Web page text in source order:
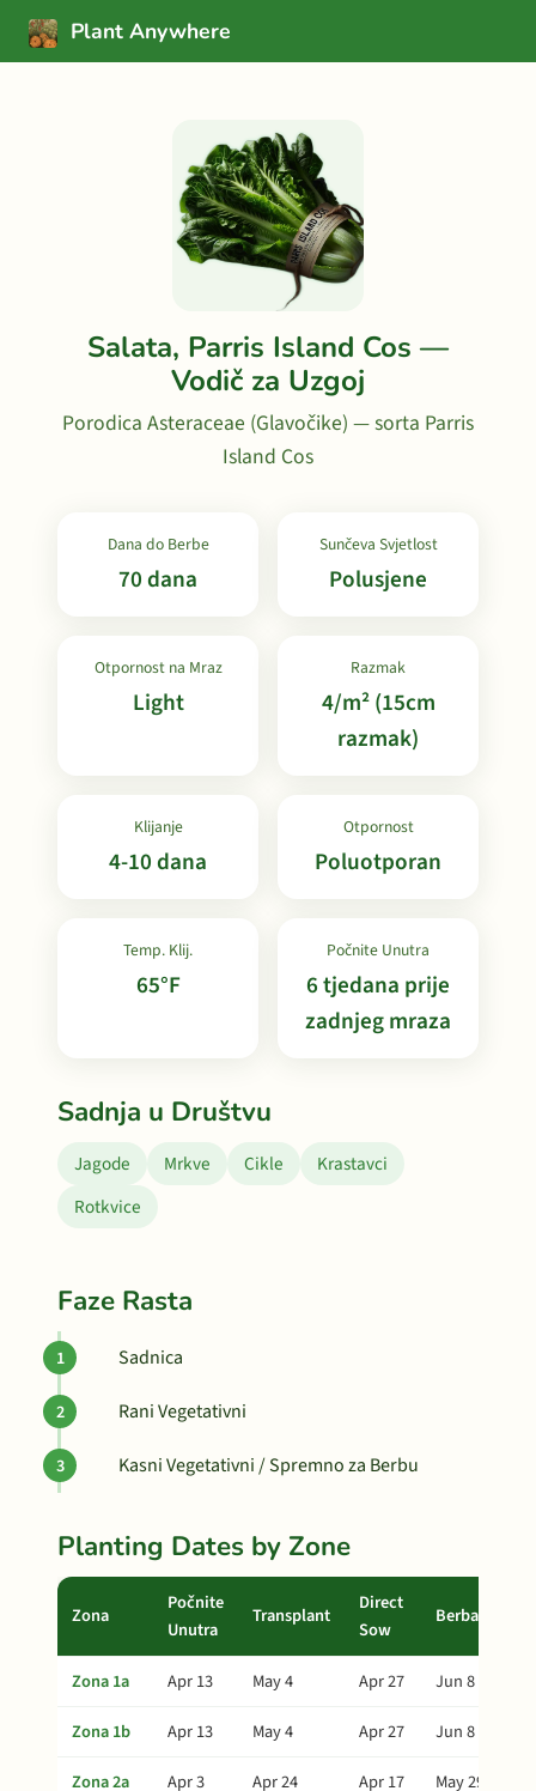
Plant Anywhere
Salata, Parris Island Cos —
Vodič za Uzgoj
Porodica Asteraceae (Glavočike) — sorta Parris
Island Cos
Dana do Berbe
70 dana
Sunčeva Svjetlost
Polusjene
Otpornost na Mraz
Light
Razmak
4/m² (15cm
razmak)
Klijanje
4-10 dana
Otpornost
Poluotporan
Temp. Klij.
65°F
Počnite Unutra
6 tjedana prije
zadnjeg mraza
Sadnja u Društvu
Jagode Mrkve Cikle
Krastavci
Rotkvice
Faze Rasta
Sadnica
Rani Vegetativni
Kasni Vegetativni / Spremno za Berbu
Planting Dates by Zone
Zona
Počnite
Unutra
Transplant
Direct
Sow
Berba
Zona 1a Apr 13 May 4 Apr 27
Jun 8
Zona 1b
Apr 13 May 4 Apr 27
Jun 8
Zona 2a
Apr 3 Apr 24 Apr 17
May 29